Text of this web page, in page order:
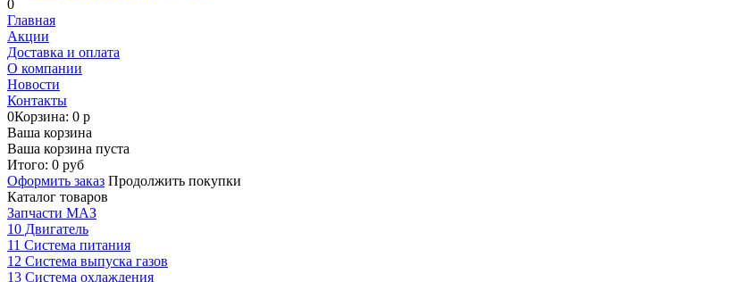
0
Главная
Акции
Доставка и оплата
О компании
Новости
Контакты
0Корзина: 0 р
Ваша корзина
Ваша корзина пуста
Итого: 0 руб
Оформить заказ Продолжить покупки
Каталог товаров
Запчасти МАЗ
10 Двигатель
11 Система питания
12 Система выпуска газов
13 Система охлаждения